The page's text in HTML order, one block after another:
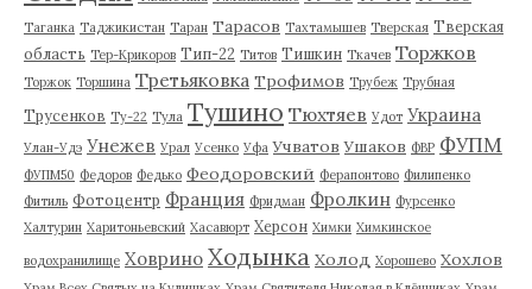
Таганка Таджикистан Таран Тарасов Тахтамышев Тверская Тверская
область Тер-Крикоров Тип-22 Титов Тишкин Ткачев Торжков
Торжок Торшина Третьяковка Трофимов Трубеж Трубная
Трусенков Ту-22 Тула Тушино Тюхтяев Удот Украина
Улан-Удэ Унежев Урал Усенко Уфа Учватов Ушаков ФВР ФУПМ
ФУПМ50 Федоров Федько Феодоровский Ферапонтово Филипенко
Фитиль Фотоцентр Франция Фридман Фролкин Фурсенко
Халтурин Харитоньевский Хасавюрт Херсон Химки Химкинское
водохранилище Ховрино Ходынка Холод Хорошево Хохлов